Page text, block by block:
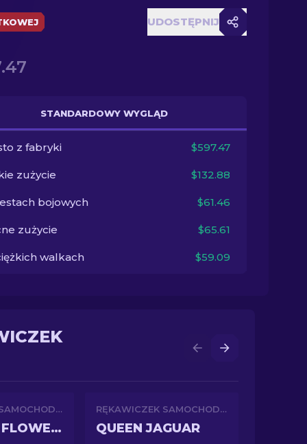
UDOSTĘPNIJ
STANDARDOWY WYGLĄD
z fabryki $597.47
zużycie $132.88
bojowych $61.46
zużycie $65.61
walkach $59.09
RĘKAWICZEK SAMOCHODOWYCH
BROCADE FLOWERS
RĘKAWICZEK SAMOCHODOWYCH
QUEEN JAGUAR